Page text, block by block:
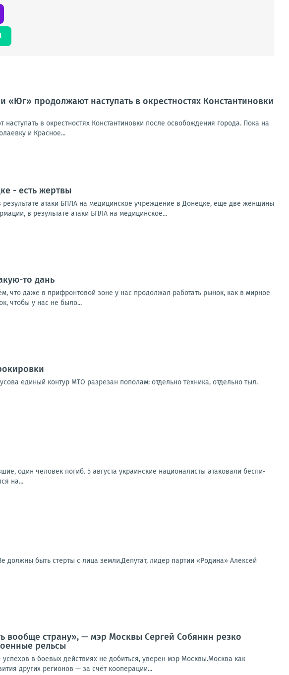
продолжают наступать в окрестностях Константиновки
в окрестностях Константиновки после освобождения города. Пока на
и Красное...
- есть жертвы
атаки БПЛА на медицинское учреждение в Донецке, еще две женщины
в результате атаки БПЛА на медицинское...
то дань
что даже в прифронтовой зоне у нас продолжал работать рынок, как в мирное
чтобы у нас не было...
единый контур МТО разрезан пополам: отдельно техника, отдельно тыл.
один чело­век погиб. 5 авгу­ста укра­ин­ские наци­о­на­ли­сты ата­ко­ва­ли бес­пи­
на...
должны быть стерты с лица земли.Депутат, лидер партии «Родина» Алексей
вообще страну», — мэр Москвы Сергей Собянин резко
рельсы
в боевых действиях не добиться, уверен мэр Москвы.Москва как
других регионов — за счёт кооперации...